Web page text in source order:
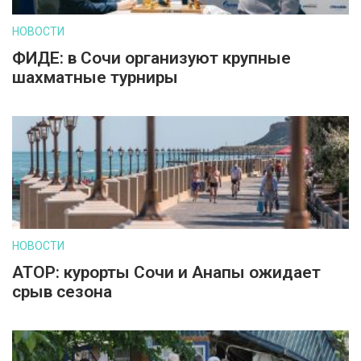
НОВОСТИ
ФИДЕ: в Сочи организуют крупные
шахматные турниры
НОВОСТИ
АТОР: курорты Сочи и Анапы ожидает
срыв сезона